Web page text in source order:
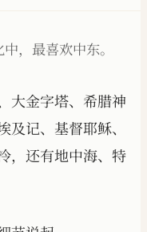
，最喜欢中东。
大金字塔、希腊神
记、基督耶稣、
，还有地中海、特